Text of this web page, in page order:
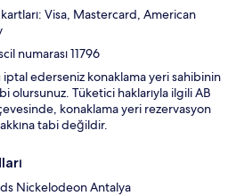
Visa, Mastercard, American
numarası 11796
iptal ederseniz konaklama yeri sahibinin
olursunuz. Tüketici haklarıyla ilgili AB
konaklama yeri rezervasyon
tabi değildir.
Nickelodeon Antalya